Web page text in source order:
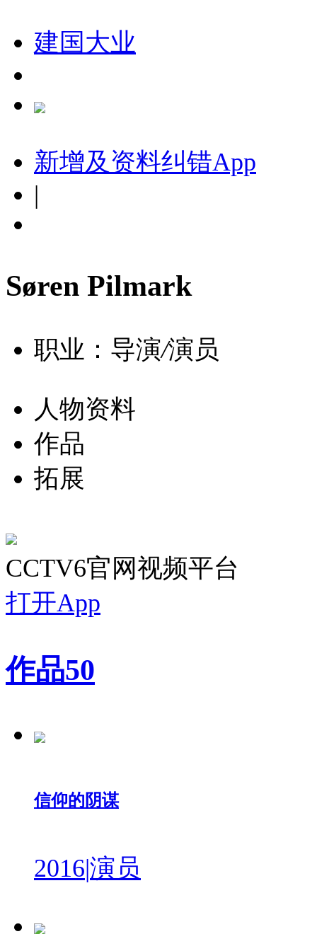
建国大业
新增及资料纠错App
|
Søren Pilmark
职业：导演/演员
人物资料
作品
拓展
CCTV6官网视频平台
打开App
作品50
信仰的阴谋
2016|演员